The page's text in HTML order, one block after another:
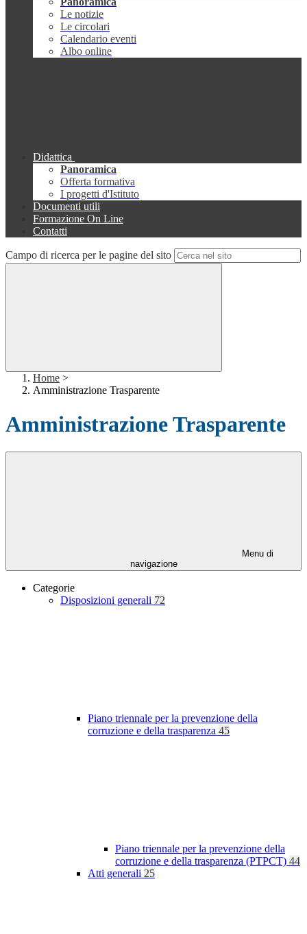
Le notizie
Le circolari
Calendario eventi
Albo online
Didattica
Panoramica
Offerta formativa
I progetti d'Istituto
Documenti utili
Formazione On Line
Contatti
Campo di ricerca per le pagine del sito
Home >
Amministrazione Trasparente
Amministrazione Trasparente
Menu di
navigazione
Categorie
Disposizioni generali 72
Piano triennale per la prevenzione della
corruzione e della trasparenza 45
Piano triennale per la prevenzione della
corruzione e della trasparenza (PTPCT) 44
Atti generali 25